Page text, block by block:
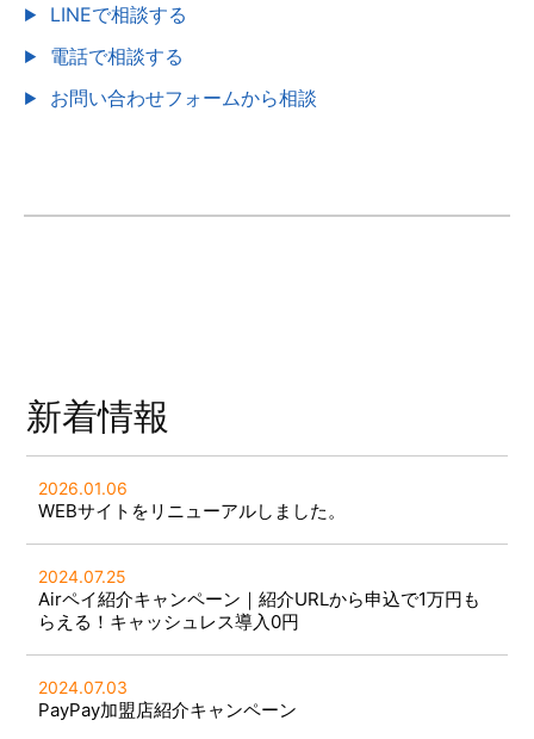
LINEで相談する
電話で相談する
お問い合わせフォームから相談
新着情報
2026.01.06
WEBサイトをリニューアルしました。
2024.07.25
Airペイ紹介キャンペーン｜紹介URLから申込で1万円も
らえる！キャッシュレス導入0円
2024.07.03
PayPay加盟店紹介キャンペーン